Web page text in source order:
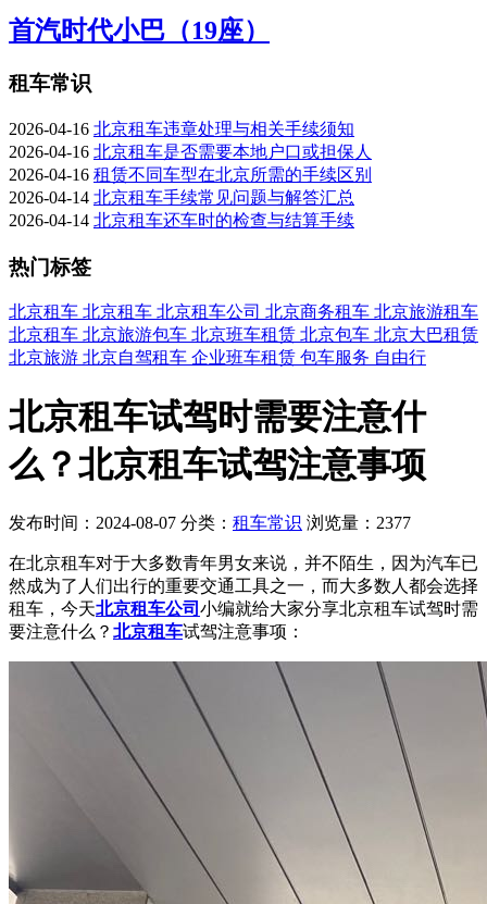
首汽时代小巴（19座）
租车常识
2026-04-16 北京租车违章处理与相关手续须知
2026-04-16 北京租车是否需要本地户口或担保人
2026-04-16 租赁不同车型在北京所需的手续区别
2026-04-14 北京租车手续常见问题与解答汇总
2026-04-14 北京租车还车时的检查与结算手续
热门标签
北京租车 北京租车 北京租车公司 北京商务租车 北京旅游租车
北京租车 北京旅游包车 北京班车租赁 北京包车 北京大巴租赁
北京旅游 北京自驾租车 企业班车租赁 包车服务 自由行
北京租车试驾时需要注意什
么？北京租车试驾注意事项
发布时间：2024-08-07 分类： 租车常识 浏览量：2377
在北京租车对于大多数青年男女来说，并不陌生，因为汽车已
然成为了人们出行的重要交通工具之一，而大多数人都会选择
租车，今天北京租车公司 小编就给大家分享北京租车试驾时需
要注意什么？ 北京租车试驾注意事项：